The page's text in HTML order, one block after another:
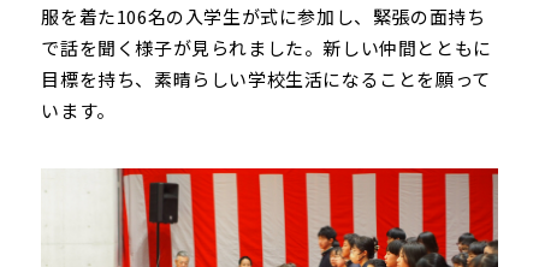
服を着た106名の入学生が式に参加し、緊張の面持ち
で話を聞く様子が見られました。新しい仲間とともに
目標を持ち、素晴らしい学校生活になることを願って
います。